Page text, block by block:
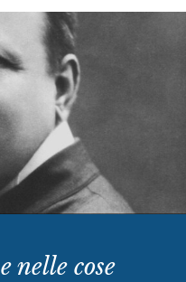
nelle cose